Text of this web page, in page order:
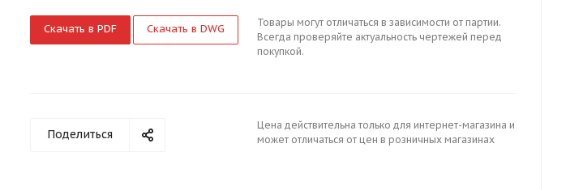
Скачать в PDF Скачать в DWG
Товары могут отличаться в зависимости от партии.
Всегда проверяйте актуальность чертежей перед
покупкой.
Поделиться
Цена действительна только для интернет-магазина и
может отличаться от цен в розничных магазинах